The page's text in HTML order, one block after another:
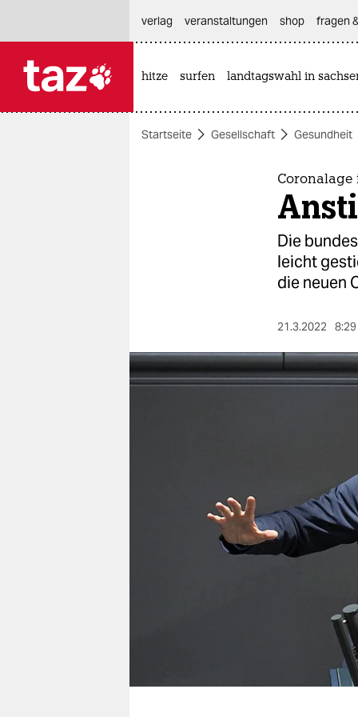
themen
berlin
veranstaltungen
genossenschaft
verlag
veranstaltungen shop fragen
hitze surfen landtagswahl in
Startseite Gesellschaft Gesundheit
Coronalage
Die
leicht
die neuen
21.3.2022